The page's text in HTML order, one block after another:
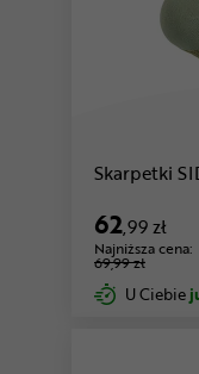
Skarpetki
62,99 zł
Najniższa cena:
69,99 zł
U Ciebie